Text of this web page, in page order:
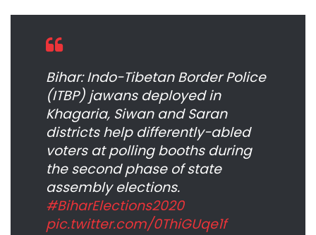
Bihar: Indo-Tibetan Border Police
(ITBP) jawans deployed in
Khagaria, Siwan and Saran
districts help differently-abled
voters at polling booths during
the second phase of state
assembly elections.
#BiharElections2020
pic.twitter.com/0ThiGUqe1f